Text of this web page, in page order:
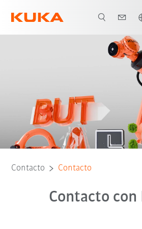
Contacto Contacto
Contacto con